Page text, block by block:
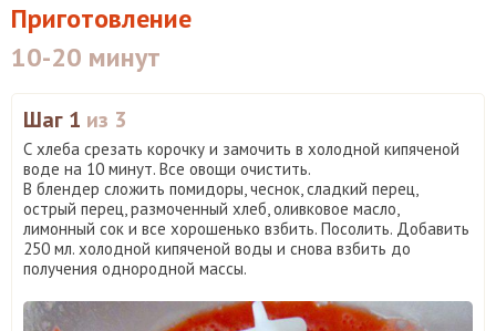
Приготовление
10-20 минут
Шаг 1 из 3
С хлеба срезать корочку и замочить в холодной кипяченой
воде на 10 минут. Все овощи очистить.
В блендер сложить помидоры, чеснок, сладкий перец,
острый перец, размоченный хлеб, оливковое масло,
лимонный сок и все хорошенько взбить. Посолить. Добавить
250 мл. холодной кипяченой воды и снова взбить до
получения однородной массы.